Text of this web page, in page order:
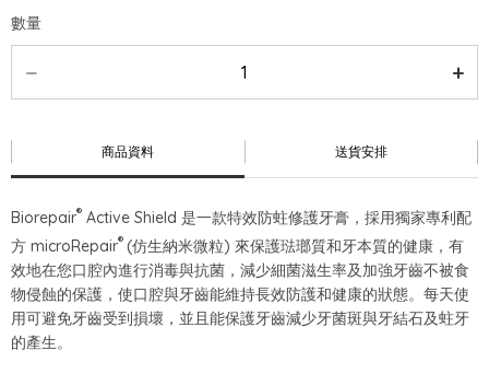
數量
商品資料 送貨安排
Biorepair® Active Shield 是一款特效防蛀修護牙膏，採用獨家專利配
方 microRepair® (仿生納米微粒) 來保護琺瑯質和牙本質的健康，有
效地在您口腔內進行消毒與抗菌，減少細菌滋生率及加強牙齒不被食
物侵蝕的保護，使口腔與牙齒能維持長效防護和健康的狀態。每天使
用可避免牙齒受到損壞，並且能保護牙齒減少牙菌斑與牙結石及蛀牙
的產生。